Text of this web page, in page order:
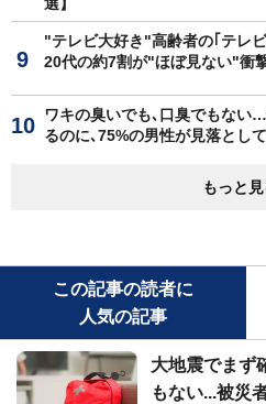
"テレビ大好き"高齢者の｢テレ
20代の約7割が"ほぼ見ない"衝
ワキの臭いでも､口臭でもない
るのに､75%の男性が見落とし
もっと
この記事の読者に
人気の記事
大地震でまず
もない...被災